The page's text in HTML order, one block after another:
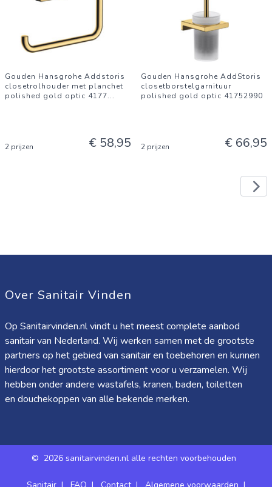
Gouden Hansgrohe Addstoris
closetrolhouder met planchet
polished gold optic 4177...
2 prijzen € 58,95
Gouden Hansgrohe AddStoris
closetborstelgarnituur
polished gold optic 41752990
2 prijzen € 66,95
Over Sanitair Vinden
Op Sanitairvinden.nl vindt u het meest complete aanbod
sanitair van Nederland. Wij werken samen met de grootste
partners op het gebied van sanitair en toebehoren en kunnen
hierdoor het grootste assortiment voor u verzamelen. Wij
hebben onder andere wastafels, kranen, baden, toiletten
en douchekoppen van alle bekende merken.
© 2026 sanitairvinden.nl alle rechten voorbehouden